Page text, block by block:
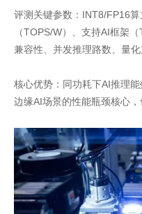
评测关键参数：INT8/FP16
（TOPS/W）、支持AI框架
兼容性、并发推理路数、量化
核心优势：同功耗下AI推理
边缘AI场景的性能瓶颈核心